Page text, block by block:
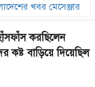
খবর মেসেঞ্জার
করছিলেন
কষ্ট বাড়িয়ে দিয়েছিল